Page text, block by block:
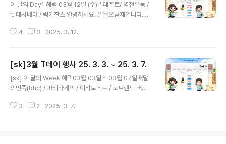
이 달의 Day1 혜택 03월 12일 (수)뚜레쥬르/ 역전우동 /
롯데시네마 / 럭키찬스 안녕하세요. 알뜰요금제입니다.오
비하면 좀 아쉽긴하지만그래도 퇴근길에 오늘의 혜택 받아
쥬르 1,000원당 300원 할인 뚜쥬에서 상큼함 가득 담아
드려요! T day 매직 바코드 제시하면 혜택 제공 정가 기
준 구매 금액 20,000원 한도(최대 6,000원 할인) 키오스
동 옛날우동 2,500원에 드림 진한 국물과 쫄깃한 면발
4 3 2025. 3. 12.
[sk]3월 T데이 행사 25. 3. 3. ~ 25. 3. 7.
[sk] 이 달의 Week 혜택03월 03일 ~ 03월 07일배달
의민족(bhc) / 파리바게뜨 / 이삭토스트 / 노브랜드 버
리팅 / CGV / V 컬러링 / 착한소비×담우 / 럭키찬스 x 스
3 2 2025. 3. 7.